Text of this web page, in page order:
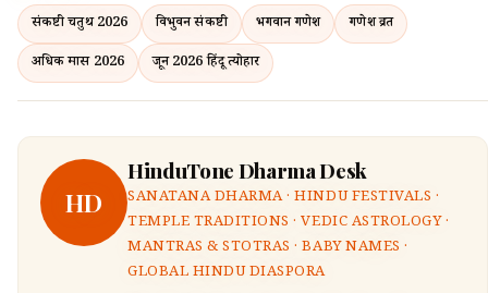
संकष्टी चतुर्थी 2026 विभुवन संकष्टी भगवान गणेश
गणेश व्रत
अधिक मास 2026
जून 2026 हिंदू त्योहार
HD
HinduTone Dharma Desk
SANATANA DHARMA · HINDU FESTIVALS ·
TEMPLE TRADITIONS · VEDIC ASTROLOGY ·
MANTRAS & STOTRAS · BABY NAMES ·
GLOBAL HINDU DIASPORA